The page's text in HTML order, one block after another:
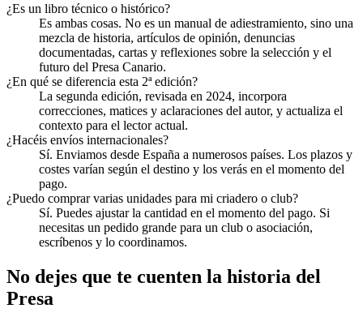
¿Es un libro técnico o histórico?
Es ambas cosas. No es un manual de adiestramiento, sino una
mezcla de historia, artículos de opinión, denuncias
documentadas, cartas y reflexiones sobre la selección y el
futuro del Presa Canario.
¿En qué se diferencia esta 2ª edición?
La segunda edición, revisada en 2024, incorpora
correcciones, matices y aclaraciones del autor, y actualiza el
contexto para el lector actual.
¿Hacéis envíos internacionales?
Sí. Enviamos desde España a numerosos países. Los plazos y
costes varían según el destino y los verás en el momento del
pago.
¿Puedo comprar varias unidades para mi criadero o club?
Sí. Puedes ajustar la cantidad en el momento del pago. Si
necesitas un pedido grande para un club o asociación,
escríbenos y lo coordinamos.
No dejes que te cuenten la historia del
Presa